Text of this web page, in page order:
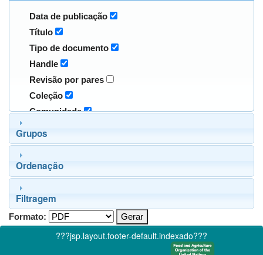
Data de publicação
Título
Tipo de documento
Handle
Revisão por pares
Coleção
Comunidade
Grupos
Ordenação
Filtragem
Formato:
???jsp.layout.footer-default.indexado???